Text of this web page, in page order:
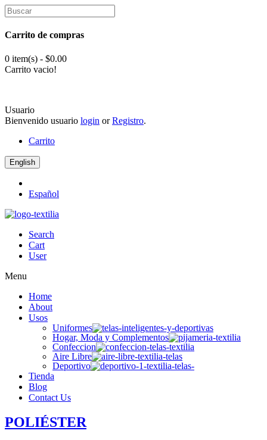
Carrito de compras
0 item(s) - $0.00
Carrito vacio!
Usuario
Bienvenido usuario login orRegistro.
Carrito
English
Español
Search
Cart
User
Menu
Home
About
Usos
Uniformes
Hogar, Moda y Complementos
Confeccion
Aire Libre
Deportivo
Tienda
Blog
Contact Us
POLIÉSTER